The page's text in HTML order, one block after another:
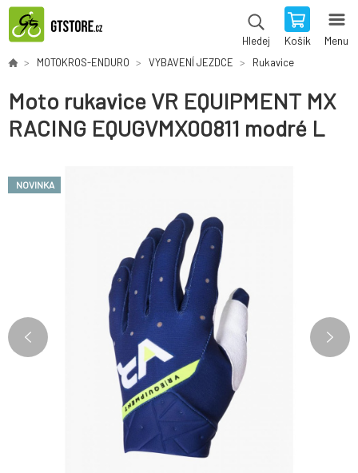
Hledej Košík Menu
MOTOKROS-ENDURO VYBAVENÍ JEZDCE Rukavice
Moto rukavice VR EQUIPMENT MX
RACING EQUGVMX00811 modré L
NOVINKA